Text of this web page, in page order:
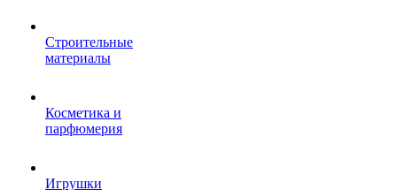
Строительные
материалы
Косметика и
парфюмерия
Игрушки